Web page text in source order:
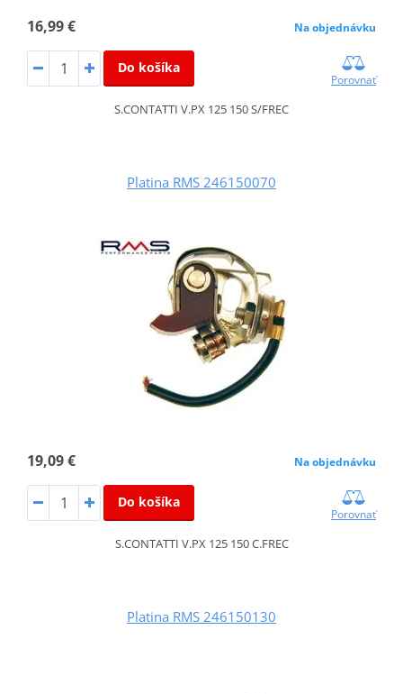
16,99 € Na objednávku
Do košíka
Porovnať
S.CONTATTI V.PX 125 150 S/FREC
Platina RMS 246150070
19,09 € Na objednávku
Do košíka
Porovnať
S.CONTATTI V.PX 125 150 C.FREC
Platina RMS 246150130